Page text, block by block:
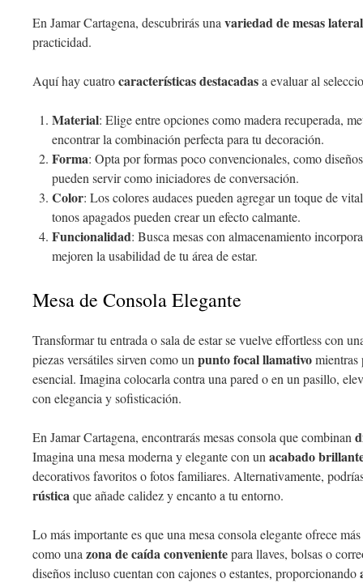
En Jamar Cartagena, descubrirás una variedad de mesas
practicidad.
Aquí hay cuatrocaracterísticas destacadasa evaluar al
Material: Elige entre opciones como madera recuperada,
encontrar la combinación perfecta para tu decoración.
Forma: Opta por formas poco convencionales, como
pueden servir como iniciadores de conversación.
Color: Los colores audaces pueden agregar un toque de
tonos apagados pueden crear un efecto calmante.
Funcionalidad: Busca mesas con almacenamiento
mejoren la usabilidad de tu área de estar.
Mesa de Consola Elegante
Transformar tu entrada o sala de estar se vuelve effortless con
piezas versátiles sirven como un punto focal llamativo
esencial. Imagina colocarla contra una pared o en un pasillo,
con elegancia y sofisticación.
En Jamar Cartagena, encontrarás mesas consola que combinan
Imagina una mesa moderna y elegante con un acabado
decorativos favoritos o fotos familiares. Alternativamente,
rústicaque añade calidez y encanto a tu entorno.
Lo más importante es que una mesa consola elegante ofrece
como una zona de caída convenientepara llaves, bolsas o
diseños incluso cuentan con cajones o estantes, proporcionando